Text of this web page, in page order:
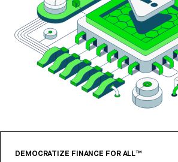
DEMOCRATIZE FINANCE FOR ALL™